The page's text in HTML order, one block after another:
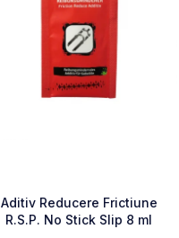
Aditiv Reducere Frictiune
R.S.P. No Stick Slip 8 ml